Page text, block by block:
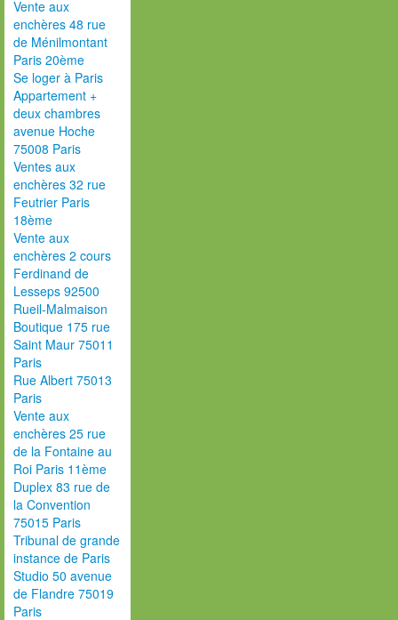
Vente aux
enchères 48 rue
de Ménilmontant
Paris 20ème
Se loger à Paris
Appartement +
deux chambres
avenue Hoche
75008 Paris
Ventes aux
enchères 32 rue
Feutrier Paris
18ème
Vente aux
enchères 2 cours
Ferdinand de
Lesseps 92500
Rueil-Malmaison
Boutique 175 rue
Saint Maur 75011
Paris
Rue Albert 75013
Paris
Vente aux
enchères 25 rue
de la Fontaine au
Roi Paris 11ème
Duplex 83 rue de
la Convention
75015 Paris
Tribunal de grande
instance de Paris
Studio 50 avenue
de Flandre 75019
Paris